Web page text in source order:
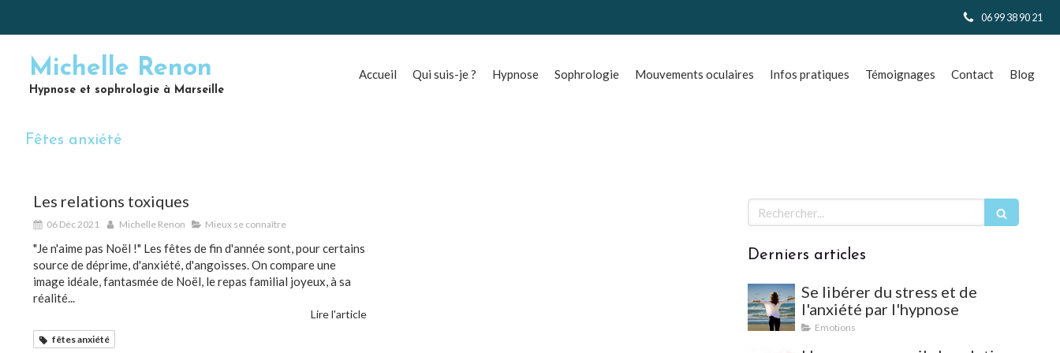
06 99 38 90 21
Accueil Qui suis-je ? Hypnose Sophrologie Mouvements oculaires Infos pratiques Témoignages Contact Blog
Michelle Renon
Hypnose et sophrologie à Marseille
Fêtes anxiété
Les relations toxiques
06 Déc 2021 Michelle Renon Mieux se connaître
"Je n'aime pas Noël !" Les fêtes de fin d'année sont, pour certains
source de déprime, d'anxiété, d'angoisses. On compare une
image idéale, fantasmée de Noël, le repas familial joyeux, à sa
réalité...
Lire l'article
fêtes anxiété
Rechercher
Derniers articles
Se libérer du stress et de
l'anxiété par l'hypnose
Emotions